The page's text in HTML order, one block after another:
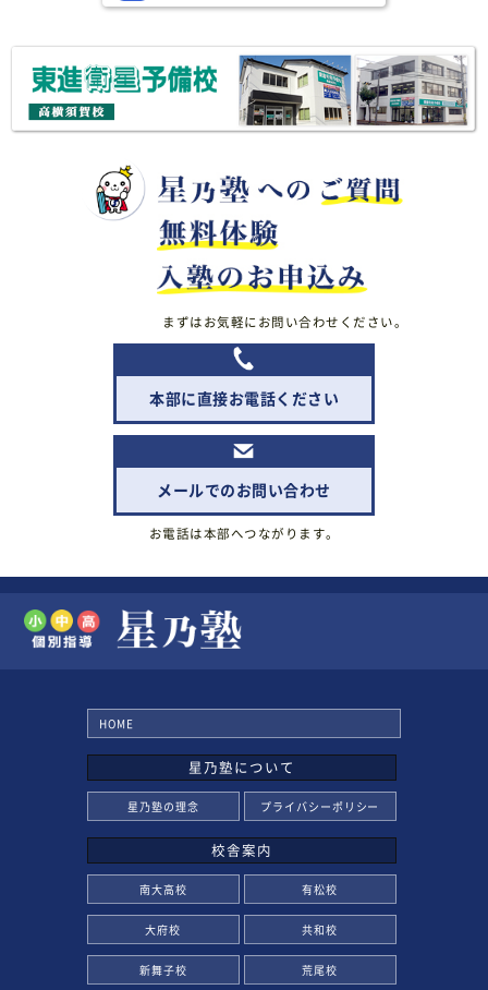
まずはお気軽にお問い合わせください。
本部に直接お電話ください
メールでのお問い合わせ
お電話は本部へつながります。
HOME
星乃塾について
星乃塾の理念 プライバシーポリシー
校舎案内
南大高校 有松校
大府校 共和校
新舞子校 荒尾校